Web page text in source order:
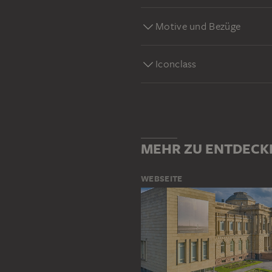
Motive und Bezüge
Iconclass
MEHR ZU
WEBSEITE